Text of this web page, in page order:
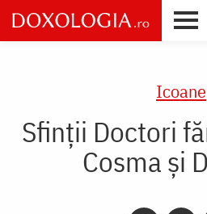
Skip
to
main
Icoane
Sfinții Doctori
Cosma și